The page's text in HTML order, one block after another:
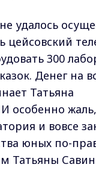
удалось
цейсовский
300
Денег на
Татьяна
особенно
и вовсе
юных по-
Татьяны